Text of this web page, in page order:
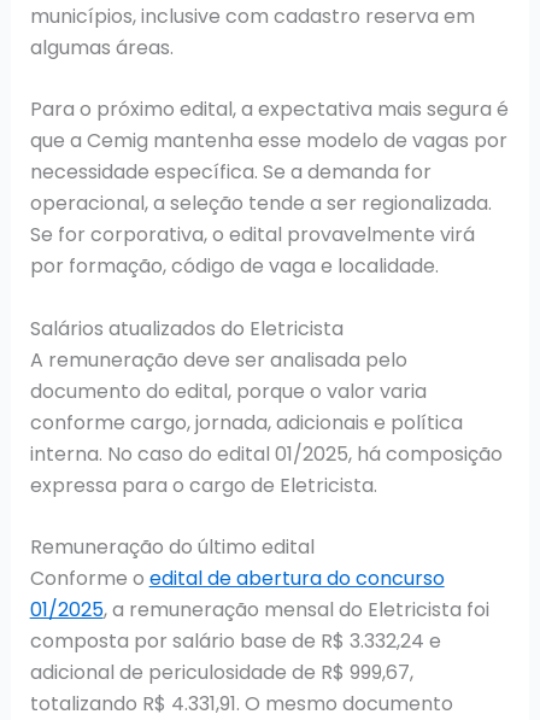
municípios, inclusive com cadastro reserva em
algumas áreas.
Para o próximo edital, a expectativa mais segura é
que a Cemig mantenha esse modelo de vagas por
necessidade específica. Se a demanda for
operacional, a seleção tende a ser regionalizada.
Se for corporativa, o edital provavelmente virá
por formação, código de vaga e localidade.
Salários atualizados do Eletricista
A remuneração deve ser analisada pelo
documento do edital, porque o valor varia
conforme cargo, jornada, adicionais e política
interna. No caso do edital 01/2025, há composição
expressa para o cargo de Eletricista.
Remuneração do último edital
Conforme o edital de abertura do concurso
01/2025, a remuneração mensal do Eletricista foi
composta por salário base de R$ 3.332,24 e
adicional de periculosidade de R$ 999,67,
totalizando R$ 4.331,91. O mesmo documento